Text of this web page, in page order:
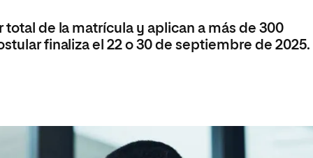
de la matrícula y aplican a más de 300
finaliza el 22 o 30 de septiembre de 2025.